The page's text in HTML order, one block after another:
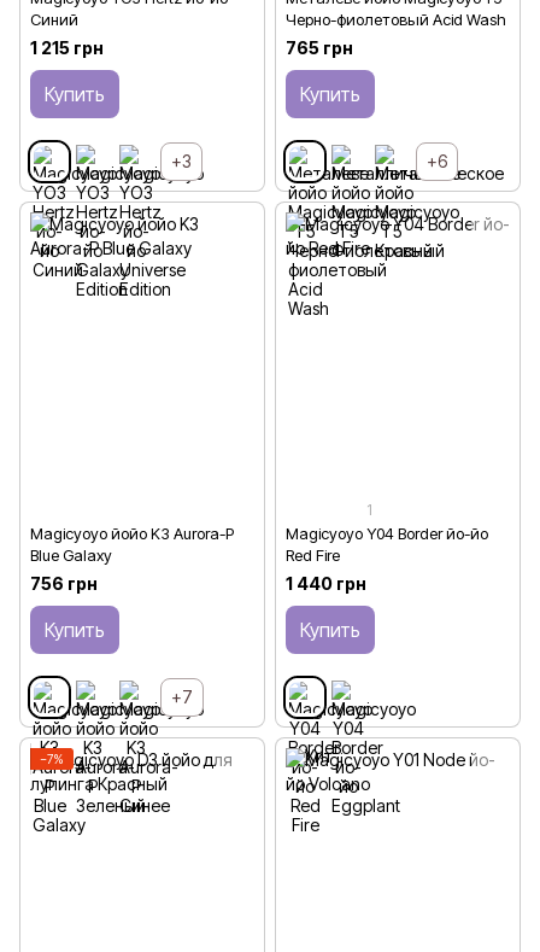
Синий
1 215 грн
Купить
+3
Черно-фиолетовый Acid Wash
765 грн
Купить
+6
Magicyoyo йойо K3 Aurora-P
Blue Galaxy
756 грн
Купить
+7
1
Magicyoyo Y04 Border йо-йо
Red Fire
1 440 грн
Купить
−7%